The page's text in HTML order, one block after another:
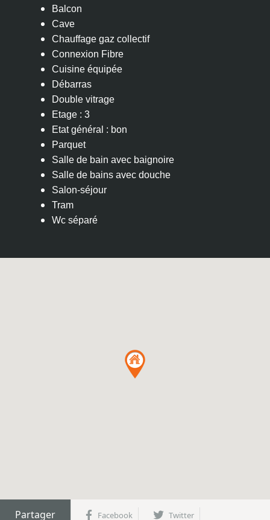
Balcon
Cave
Chauffage gaz collectif
Connexion Fibre
Cuisine équipée
Débarras
Double vitrage
Etage : 3
Etat général : bon
Parquet
Salle de bain avec baignoire
Salle de bains avec douche
Salon-séjour
Tram
Wc séparé
Partager Facebook Twitter